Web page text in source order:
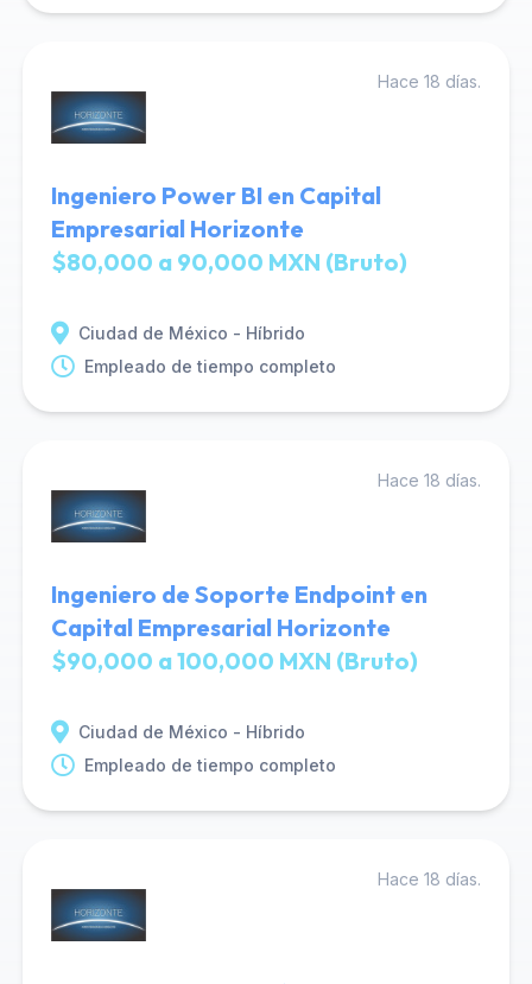
Hace 18 días.
Ingeniero Power BI en Capital
Empresarial Horizonte
$80,000 a 90,000 MXN (Bruto)
Ciudad de México - Híbrido
Empleado de tiempo completo
Hace 18 días.
Ingeniero de Soporte Endpoint en
Capital Empresarial Horizonte
$90,000 a 100,000 MXN (Bruto)
Ciudad de México - Híbrido
Empleado de tiempo completo
Hace 18 días.